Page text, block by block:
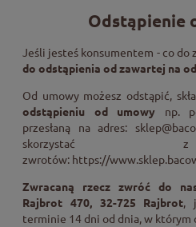
Odstąpienie
Jeśli jesteś konsumentem - co do
do odstąpienia od zawartej na
Od umowy możesz odstąpić,
odstąpieniu od umowy np.
przesłaną na adres:
skorzystać
zwrotów: https://
Zwracaną rzecz zwróć do
Rajbrot 470, 32-725 Rajbrot,
terminie 14 dni od dnia, w którym